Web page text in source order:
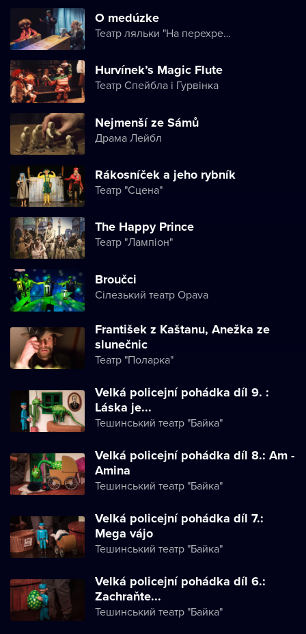
O medúzke
Театр ляльки "На перехресті"
Hurvínek’s Magic Flute
Театр Спейбла і Гурвінка
Nejmenší ze Sámů
Драма Лейбл
Rákosníček a jeho rybník
Театр "Сцена"
The Happy Prince
Театр "Лампіон"
Broučci
Сілезький театр Opava
František z Kaštanu, Anežka ze
slunečnic
Театр "Поларка"
Velká policejní pohádka díl 9. :
Láska je...
Тешинський театр "Байка"
Velká policejní pohádka díl 8.: Am -
Amina
Тешинський театр "Байка"
Velká policejní pohádka díl 7.:
Mega vájo
Тешинський театр "Байка"
Velká policejní pohádka díl 6.:
Zachraňte...
Тешинський театр "Байка"